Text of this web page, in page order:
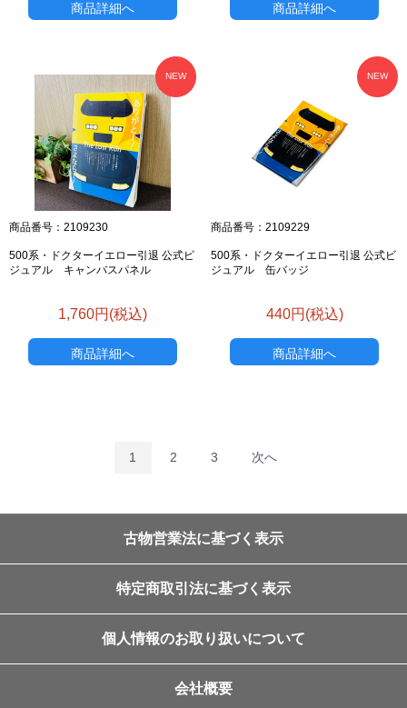
商品詳細へ 商品詳細へ
NEW
商品番号：2109230
500系・ドクターイエロー引退 公式ビ
ジュアル キャンバスパネル
1,760円(税込)
商品詳細へ
NEW
商品番号：2109229
500系・ドクターイエロー引退 公式ビ
ジュアル 缶バッジ
440円(税込)
商品詳細へ
1 2 3 次へ
古物営業法に基づく表示
特定商取引法に基づく表示
個人情報のお取り扱いについて
会社概要